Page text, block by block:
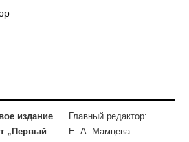
издание
„Первый
Главный редактор:
Е. А. Мамцева